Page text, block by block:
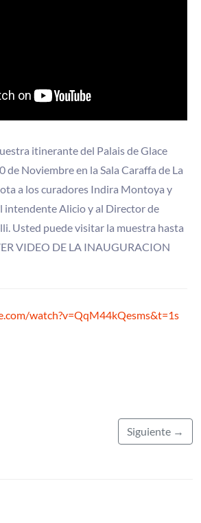
itinerante del Palais de Glace
de Noviembre en la Sala Caraffa de La
a los curadores Indira Montoya y
intendente Alicio y al Director de
Usted puede visitar la muestra hasta
VIDEO DE LA INAUGURACION
watch?v=QqM44kQesms&t=1s
Siguiente →